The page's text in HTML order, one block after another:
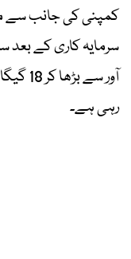
کمپنی کی جانب سے
آور
رہی ہے۔